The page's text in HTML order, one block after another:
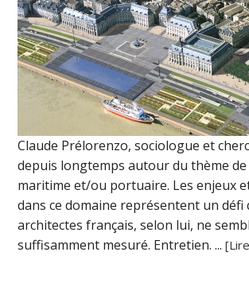
Claude Prélorenzo, sociologue et
depuis longtemps autour du thème de
maritime et/ou portuaire. Les enjeux
dans ce domaine représentent un défi
architectes français, selon lui, ne
suffisamment mesuré. Entretien. ...